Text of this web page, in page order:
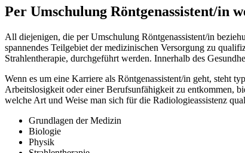
Per Umschulung Röntgenassistent/in
All diejenigen, die per Umschulung Röntgenassistent/in
spannendes Teilgebiet der medizinischen Versorgung zu
Strahlentherapie, durchgeführt werden. Innerhalb des
Wenn es um eine Karriere als Röntgenassistent/in geht, steht
Arbeitslosigkeit oder einer Berufsunfähigkeit zu entkommen,
welche Art und Weise man sich für die Radiologieassistenz
Grundlagen der Medizin
Biologie
Physik